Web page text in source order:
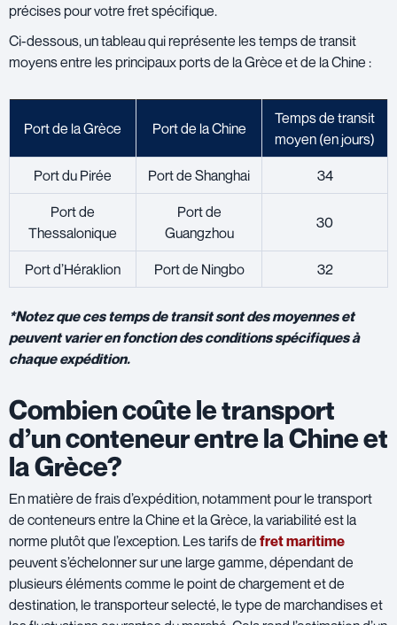
précises pour votre fret spécifique.
Ci-dessous, un tableau qui représente les temps de transit
moyens entre les principaux ports de la Grèce et de la Chine :
Port de la Grèce Port de la Chine
Temps de transit
moyen (en jours)
Port du Pirée Port de Shanghai 34
Port de
Thessalonique
Port de
Guangzhou
30
Port d’Héraklion Port de Ningbo 32
*Notez que ces temps de transit sont des moyennes et
peuvent varier en fonction des conditions spécifiques à
chaque expédition.
Combien coûte le transport
d’un conteneur entre la Chine et
la Grèce?
En matière de frais d’expédition, notamment pour le transport
de conteneurs entre la Chine et la Grèce, la variabilité est la
norme plutôt que l’exception. Les tarifs de fret maritime
peuvent s’échelonner sur une large gamme, dépendant de
plusieurs éléments comme le point de chargement et de
destination, le transporteur selecté, le type de marchandises et